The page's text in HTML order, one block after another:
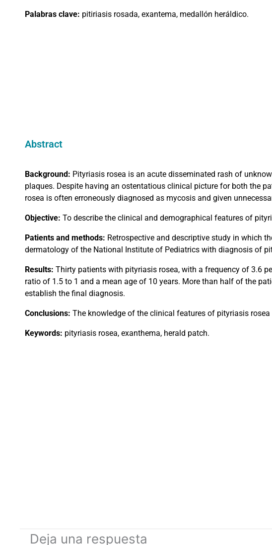
Palabras clave: pitiriasis rosada, exantema, medallón heráldico.
Abstract
Background: Pityriasis rosea is an acute disseminated rash of
plaques. Despite having an ostentatious clinical picture for both the
rosea is often erroneously diagnosed as mycosis and given
Objective: To describe the clinical and demographical features of
Patients and methods: Retrospective and descriptive study in which
dermatology of the National Institute of Pediatrics with diagnosis of
Results: Thirty patients with pityriasis rosea, with a frequency of 3.6
ratio of 1.5 to 1 and a mean age of 10 years. More than half of the
establish the final diagnosis.
Conclusions: The knowledge of the clinical features of pityriasis
Keywords: pityriasis rosea, exanthema, herald patch.
Deja una respuesta